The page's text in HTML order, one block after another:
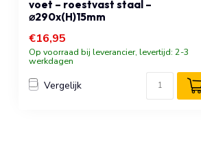
voet – roestvast staal –
⌀290x(H)15mm
€16,95
Op voorraad bij leverancier, levertijd: 2-3
werkdagen
Vergelijk